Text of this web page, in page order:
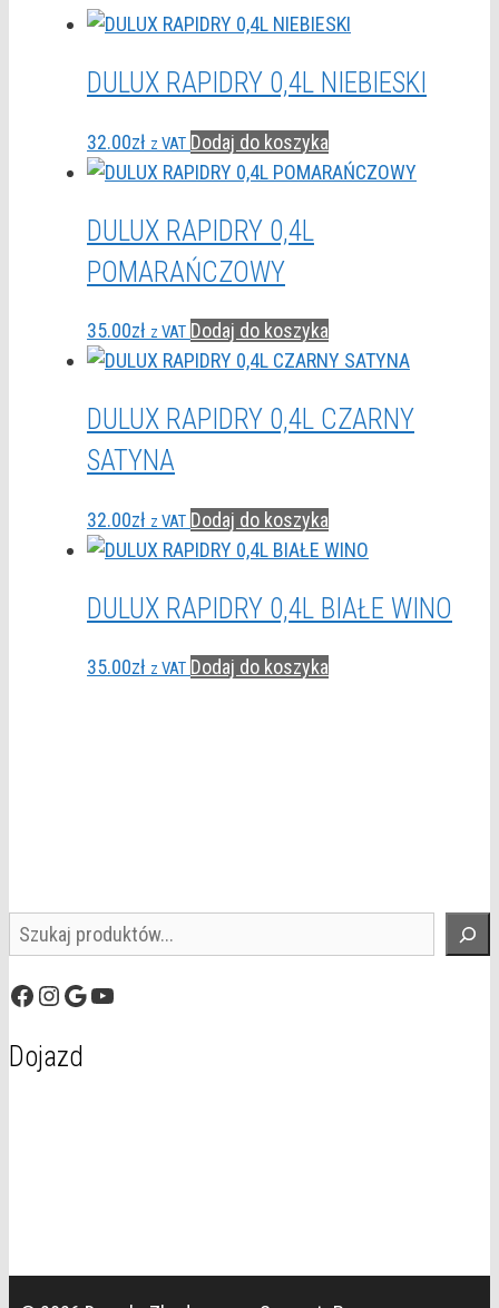
DULUX RAPIDRY 0,4L NIEBIESKI
32.00zł z VAT Dodaj do koszyka
DULUX RAPIDRY 0,4L
POMARAŃCZOWY
35.00zł z VAT Dodaj do koszyka
DULUX RAPIDRY 0,4L CZARNY
SATYNA
32.00zł z VAT Dodaj do koszyka
DULUX RAPIDRY 0,4L BIAŁE WINO
35.00zł z VAT Dodaj do koszyka
Szukaj
Facebook
Instagram
GoogleYouTube
Dojazd